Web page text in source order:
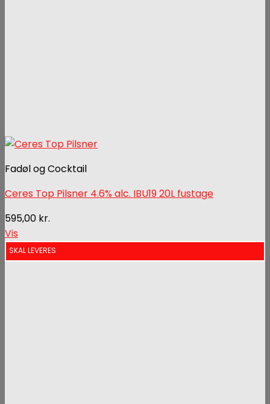
Fadøl og Cocktail
Ceres Top Pilsner 4.6% alc. IBU19 20L fustage
595,00 kr.
Vis
SKAL LEVERES